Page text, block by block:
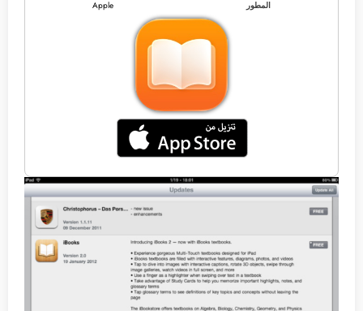
المطور Apple